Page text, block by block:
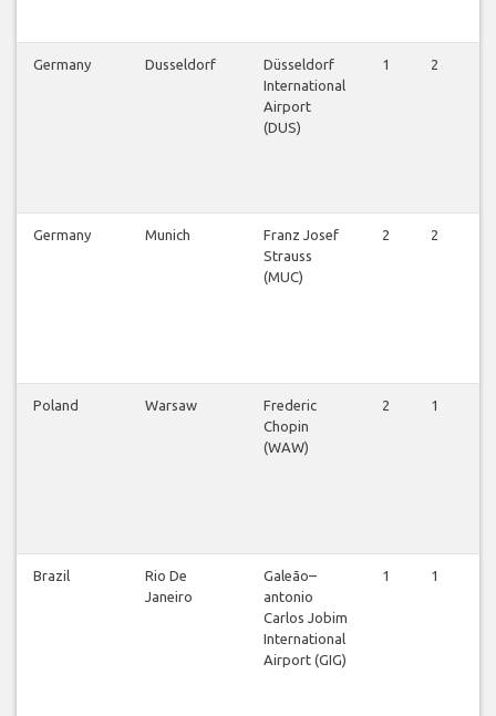
Germany Dusseldorf
Düsseldorf
International
Airport
(DUS)
1 2
Germany Munich
Franz Josef
Strauss
(MUC)
2 2
Poland Warsaw
Frederic
Chopin
(WAW)
2 1
Brazil
Rio De
Janeiro
Galeão–
antonio
Carlos Jobim
International
Airport (GIG)
1 1